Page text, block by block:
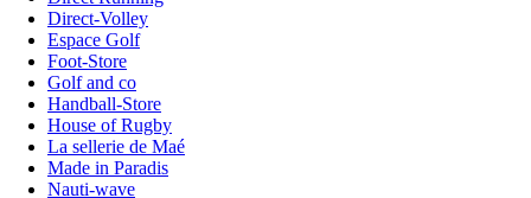
Direct-Volley
Espace Golf
Foot-Store
Golf and co
Handball-Store
House of Rugby
La sellerie de Maé
Made in Paradis
Nauti-wave